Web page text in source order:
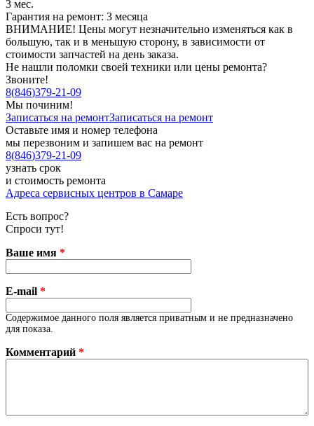
3 мес.
Гарантия на ремонт: 3 месяца
ВНИМАНИЕ! Цены могут незначительно изменяться как в
большую, так и в меньшую сторону, в зависимости от
стоимости запчастей на день заказа.
Не нашли поломки своей техники или цены ремонта?
Звоните!
8(846)379-21-09
Мы починим!
Записаться на ремонтЗаписаться на ремонт
Оставьте имя и номер телефона
мы перезвоним и запишем вас на ремонт
8(846)379-21-09
узнать срок
и стоимость ремонта
Адреса сервисных центров в Самаре
Есть вопрос?
Спроси тут!
Ваше имя *
E-mail *
Содержимое данного поля является приватным и не предназначено
для показа.
Комментарий *